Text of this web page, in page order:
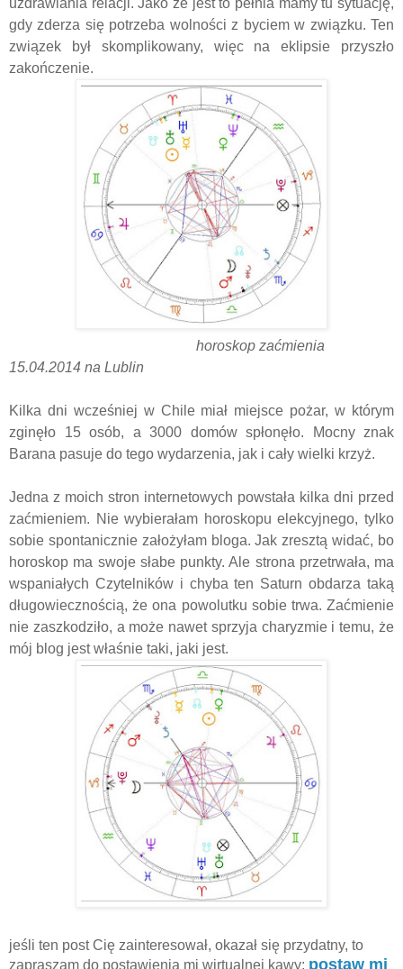
gdy zderza się potrzeba wolności z byciem w związku. Ten
związek był skomplikowany, więc na eklipsie przyszło
zakończenie.
horoskop zaćmienia
15.04.2014 na Lublin
Kilka dni wcześniej w Chile miał miejsce pożar, w którym
zginęło 15 osób, a 3000 domów spłonęło. Mocny znak
Barana pasuje do tego wydarzenia, jak i cały wielki krzyż.
Jedna z moich stron internetowych powstała kilka dni przed
zaćmieniem. Nie wybierałam horoskopu elekcyjnego, tylko
sobie spontanicznie założyłam bloga. Jak zresztą widać, bo
horoskop ma swoje słabe punkty. Ale strona przetrwała, ma
wspaniałych Czytelników i chyba ten Saturn obdarza taką
długowiecznością, że ona powolutku sobie trwa. Zaćmienie
nie zaszkodziło, a może nawet sprzyja charyzmie i temu, że
mój blog jest właśnie taki, jaki jest.
jeśli ten post Cię zainteresował, okazał się przydatny, to
zapraszam do postawienia mi wirtualnej kawy: postaw mi